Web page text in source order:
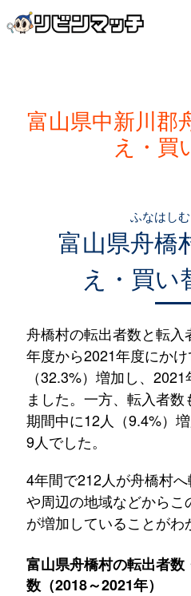
富山県中新川郡
え・買
富山県舟橋
ふなはし
え・買い
舟橋村の転出者数と転
年度から2021年度にか
（32.3%）増加し、
ました。一方、転入者
期間中に12人（9.4%）
9人でした。
4年間で212人が舟橋村
や周辺の地域などから
が増加していることがわ
富山県舟橋村の転出者
数（2018～2021年）